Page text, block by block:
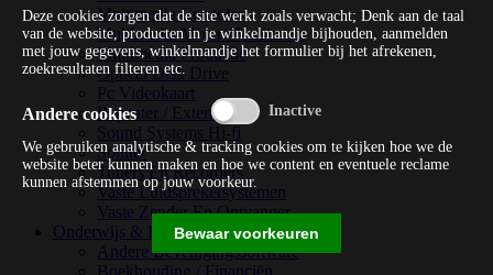
Multimedia Consoles
Multimedia Mixer / Versterker
Multimedia Productie
Optical Disk Drive
Pc Videokaart
Repeater / Extender
Sound Systems Hi-fi
Splitter
Tuners En Recorders
Vaste Luidsprekersystemen
Vaste Zender En Ontvanger
Onderwijs & Recreatie
Andere Beveiligingssoftware
Deze cookies zorgen dat de site werkt zoals verwacht; Denk aan de taal
van de website, producten in je winkelmandje bijhouden, aanmelden
met jouw gegevens, winkelmandje het formulier bij het afrekenen,
zoekresultaten filteren etc.
Andere cookies
We gebruiken analytische & tracking cookies om te kijken hoe we de
website beter kunnen maken en hoe we content en eventuele reclame
kunnen afstemmen op jouw voorkeur.
Bewaar voorkeuren